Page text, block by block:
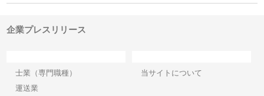
企業プレスリリース
士業（専門職種）
運送業
当サイトについて